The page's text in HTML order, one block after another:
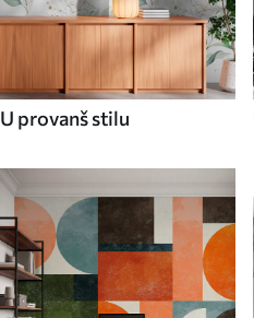
U provanš stilu